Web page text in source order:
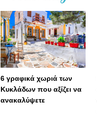
6 γραφικά χωριά των
Κυκλάδων που αξίζει να
ανακαλύψετε